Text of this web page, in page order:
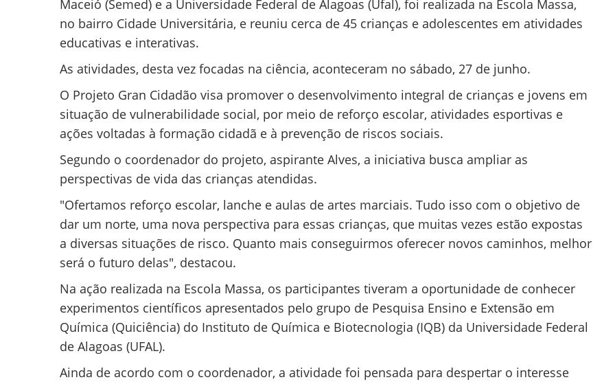
Maceió (Semed) e a Universidade Federal de Alagoas (Ufal), foi realizada na Escola Massa,
no bairro Cidade Universitária, e reuniu cerca de 45 crianças e adolescentes em atividades
educativas e interativas.
As atividades, desta vez focadas na ciência, aconteceram no sábado, 27 de junho.
O Projeto Gran Cidadão visa promover o desenvolvimento integral de crianças e jovens em
situação de vulnerabilidade social, por meio de reforço escolar, atividades esportivas e
ações voltadas à formação cidadã e à prevenção de riscos sociais.
Segundo o coordenador do projeto, aspirante Alves, a iniciativa busca ampliar as
perspectivas de vida das crianças atendidas.
"Ofertamos reforço escolar, lanche e aulas de artes marciais. Tudo isso com o objetivo de
dar um norte, uma nova perspectiva para essas crianças, que muitas vezes estão expostas
a diversas situações de risco. Quanto mais conseguirmos oferecer novos caminhos, melhor
será o futuro delas", destacou.
Na ação realizada na Escola Massa, os participantes tiveram a oportunidade de conhecer
experimentos científicos apresentados pelo grupo de Pesquisa Ensino e Extensão em
Química (Quiciência) do Instituto de Química e Biotecnologia (IQB) da Universidade Federal
de Alagoas (UFAL).
Ainda de acordo com o coordenador, a atividade foi pensada para despertar o interesse